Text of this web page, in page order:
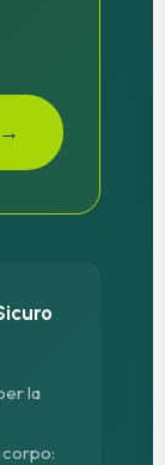
la